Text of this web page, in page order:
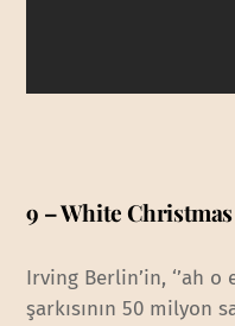
9 – White Christmas
Irving Berlin’in, ‘’ah o
şarkısının 50 milyon